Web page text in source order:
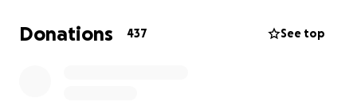
rischio di contagio COVID 19. Questi i Dpi che
Donations 437 See top